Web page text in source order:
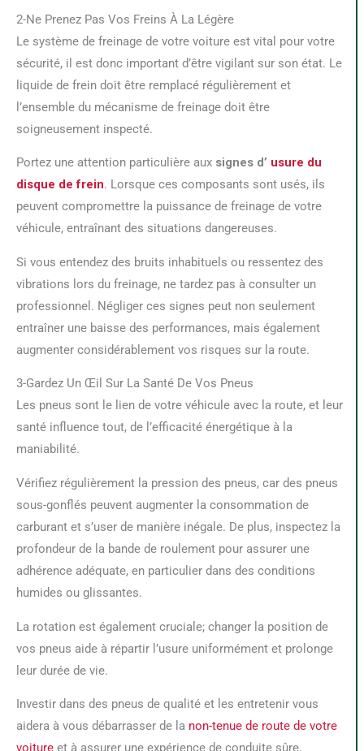
2-Ne Prenez Pas Vos Freins À La Légère
Le système de freinage de votre voiture est vital pour votre
sécurité, il est donc important d’être vigilant sur son état. Le
liquide de frein doit être remplacé régulièrement et
l’ensemble du mécanisme de freinage doit être
soigneusement inspecté.
Portez une attention particulière aux signes d’ usure du
disque de frein. Lorsque ces composants sont usés, ils
peuvent compromettre la puissance de freinage de votre
véhicule, entraînant des situations dangereuses.
Si vous entendez des bruits inhabituels ou ressentez des
vibrations lors du freinage, ne tardez pas à consulter un
professionnel. Négliger ces signes peut non seulement
entraîner une baisse des performances, mais également
augmenter considérablement vos risques sur la route.
3-Gardez Un Œil Sur La Santé De Vos Pneus
Les pneus sont le lien de votre véhicule avec la route, et leur
santé influence tout, de l’efficacité énergétique à la
maniabilité.
Vérifiez régulièrement la pression des pneus, car des pneus
sous-gonflés peuvent augmenter la consommation de
carburant et s’user de manière inégale. De plus, inspectez la
profondeur de la bande de roulement pour assurer une
adhérence adéquate, en particulier dans des conditions
humides ou glissantes.
La rotation est également cruciale; changer la position de
vos pneus aide à répartir l’usure uniformément et prolonge
leur durée de vie.
Investir dans des pneus de qualité et les entretenir vous
aidera à vous débarrasser de la non-tenue de route de votre
voiture et à assurer une expérience de conduite sûre.